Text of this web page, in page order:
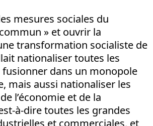
mesures sociales du
» et ouvrir la
transformation socialiste de
nationaliser toutes les
fusionner dans un monopole
mais aussi nationaliser les
l’économie et de la
à-dire toutes les grandes
et commerciales, et